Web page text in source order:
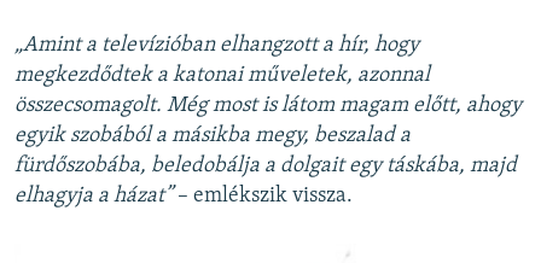
„Amint a televízióban elhangzott a hír, hogy
megkezdődtek a katonai műveletek, azonnal
összecsomagolt. Még most is látom magam előtt, ahogy
egyik szobából a másikba megy, beszalad a
fürdőszobába, beledobálja a dolgait egy táskába, majd
elhagyja a házat”– emlékszik vissza.